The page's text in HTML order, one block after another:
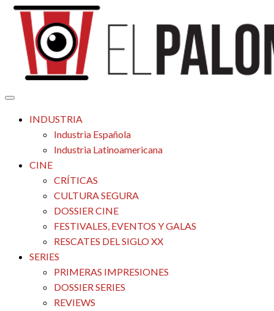
Saltar
contenido
El Palomitrón
Tu espacio de la industria de cine española y latinoamericana
INDUSTRIA
Industria Española
Industria Latinoamericana
CINE
CRÍTICAS
CULTURA SEGURA
DOSSIER CINE
FESTIVALES, EVENTOS Y GALAS
RESCATES DEL SIGLO XX
SERIES
PRIMERAS IMPRESIONES
DOSSIER SERIES
REVIEWS